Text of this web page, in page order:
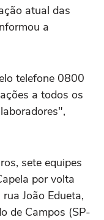
atual das
a
telefone 0800
a todos os
sete equipes
por volta
João Edueta,
de Campos (SP-